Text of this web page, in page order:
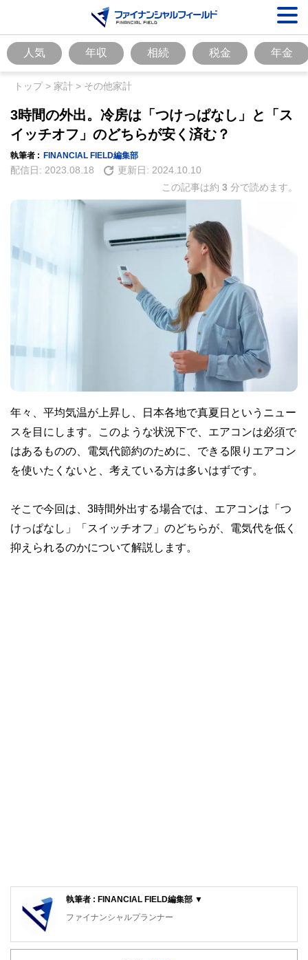
人気 年収 相続 税金 年金
トップ> 家計 > その他家計
3時間の外出。冷房は「つけっぱなし」と「ス
イッチオフ」のどちらが安く済む？
執筆者 : FINANCIAL FIELD編集部
配信日: 2023.08.18 更新日: 2024.10.10
この記事は約 3 分で読めます。
年々、平均気温が上昇し、日本各地で真夏日というニュー
スを目にします。このような状況下で、エアコンは必須で
はあるものの、電気代節約のために、できる限りエアコン
を使いたくないと、考えている方は多いはずです。
そこで今回は、3時間外出する場合では、エアコンは「つ
けっぱなし」「スイッチオフ」のどちらが、電気代を低く
抑えられるのかについて解説します。
執筆者 : FINANCIAL FIELD編集部 ▼
ファイナンシャルプランナー
FinancialField編集部は、金融、経済に関する記事を、日々